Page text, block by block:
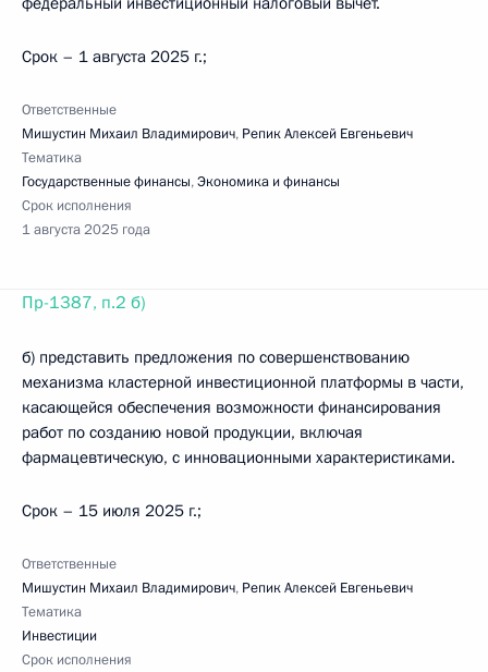
Срок – 1 августа 2025 г.;
Ответственные
Мишустин Михаил Владимирович, Репик Алексей Евгеньевич
Тематика
Государственные финансы,Экономика и финансы
Срок исполнения
1 августа 2025 года
Пр-1387, п.2 б)
б) представить предложения по совершенствованию
механизма кластерной инвестиционной платформы в части,
касающейся обеспечения возможности финансирования
работ по созданию новой продукции, включая
фармацевтическую, с инновационными характеристиками.
Срок – 15 июля 2025 г.;
Ответственные
Мишустин Михаил Владимирович, Репик Алексей Евгеньевич
Тематика
Инвестиции
Срок исполнения